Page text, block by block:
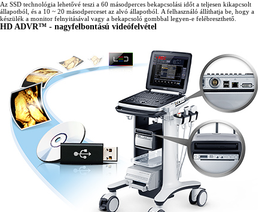
Az SSD technológia lehetővé teszi a 60 másodperces bekapcsolási időt a teljesen kikapcsolt
állapotból, és a 10 ~ 20 másodperceset az alvó állapotból. A felhasználó állíthatja be, hogy a
készülék a monitor felnyitásával vagy a bekapcsoló gombbal legyen-e felébreszthető.
HD ADVR™ - nagyfelbontású videófelvétel